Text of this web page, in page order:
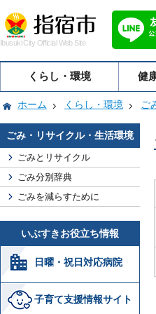
Ibusuki City Official Web Site
くらし・環境 健
ホーム くらし・環境 ご
ごみ・リサイクル・生活環境
ごみとリサイクル
ごみ分別辞典
ごみを減らすために
いぶすきお役立ち情報
日曜・祝日対応病院
子育て支援情報サイト